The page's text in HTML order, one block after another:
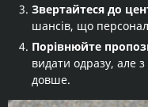
Звертайтеся до
шансів, що
Порівнюйте
видати одразу, але
довше.